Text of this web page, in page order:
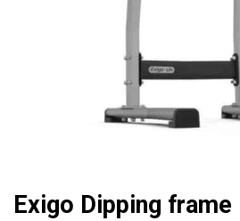
Exigo Dipping frame